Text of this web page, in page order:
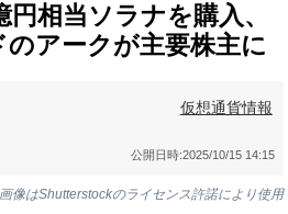
相当ソラナを購入、
アークが主要株主に
仮想通貨情報
公開日時:2025/10/15 14:15
画像はShutterstockのライセンス許諾により使用